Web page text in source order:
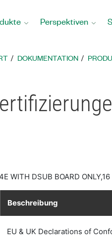
Perspektiven
DOKUMENTATION
WITH DSUB BOARD
Beschreibung
EU & UK Declarations of